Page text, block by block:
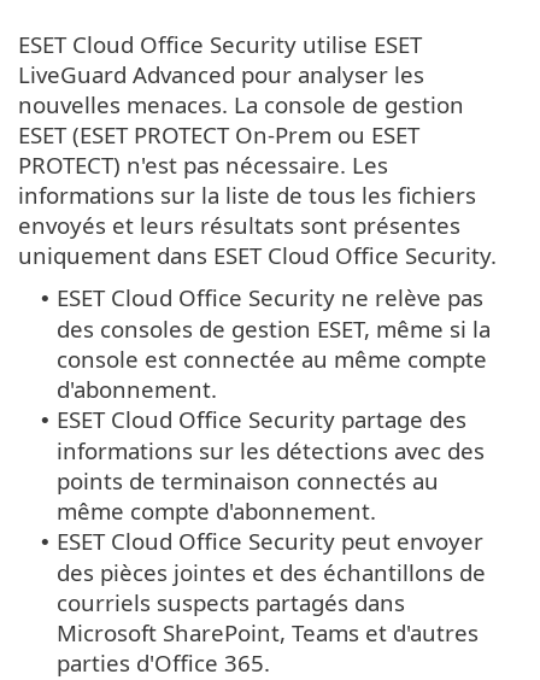
ESET Cloud Office Security utilise ESET
LiveGuard Advanced pour analyser les
nouvelles menaces. La console de gestion
ESET (ESET PROTECT On-Prem ou ESET
PROTECT) n'est pas nécessaire. Les
informations sur la liste de tous les fichiers
envoyés et leurs résultats sont présentes
uniquement dans ESET Cloud Office Security.
• ESET Cloud Office Security ne relève pas
des consoles de gestion ESET, même si la
console est connectée au même compte
d'abonnement.
• ESET Cloud Office Security partage des
informations sur les détections avec des
points de terminaison connectés au
même compte d'abonnement.
• ESET Cloud Office Security peut envoyer
des pièces jointes et des échantillons de
courriels suspects partagés dans
Microsoft SharePoint, Teams et d'autres
parties d'Office 365.